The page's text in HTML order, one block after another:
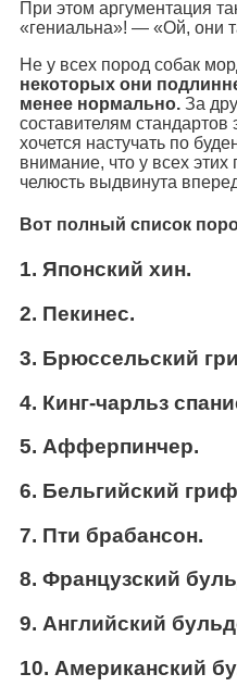
При этом аргументация
«гениальна»! — «Ой, они
Не у всех пород собак
некоторых они
менее нормально. За
составителям стандартов
хочется настучать по
внимание, что у всех
челюсть выдвинута
Вот полный список
1. Японский хин.
2. Пекинес.
3. Брюссельский
4. Кинг-чарльз
5. Афферпинчер.
6. Бельгийский
7. Пти брабансон.
8. Французский
9. Английский
10. Американский